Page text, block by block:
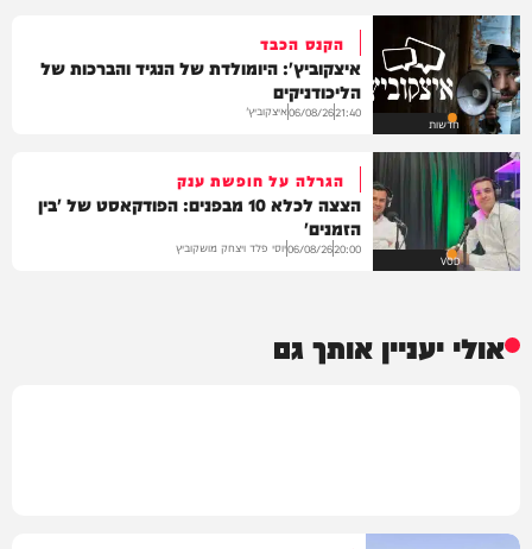
חדשות
הקנס הכבד
איצקוביץ': היומולדת של הנגיד והברכות של
הליכודניקים
21:40
06/08/26איצקוביץ'
VOD
הגרלה על חופשת ענק
הצצה לכלא 10 מבפנים: הפודקאסט של 'בין
הזמנים'
20:00
06/08/26יוסי פלד ויצחק מושקוביץ
אולי יעניין אותך גם